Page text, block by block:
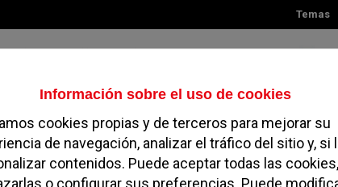
Temas
Domingo, 09 de agosto de 2026
MADRID NOROESTE SOCIEDAD MAGAZINE SERVICIOS